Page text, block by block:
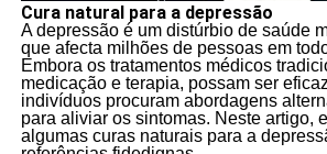
Cura natural para a depressão
A depressão é um distúrbio de saúde
que afecta milhões de pessoas em
Embora os tratamentos médicos
medicação e terapia, possam ser
indivíduos procuram abordagens
para aliviar os sintomas. Neste artigo,
algumas curas naturais para a